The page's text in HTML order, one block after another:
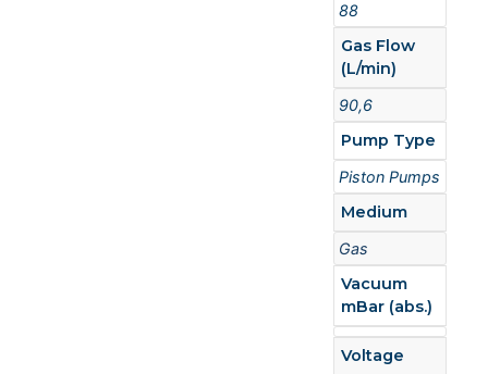
88
Gas Flow
(L/min)
90,6
Pump Type
Piston Pumps
Medium
Gas
Vacuum
mBar (abs.)
Voltage